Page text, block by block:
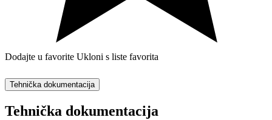
Dodajte u favorite Ukloni s liste favorita
Tehnička dokumentacija
Tehnička dokumentacija